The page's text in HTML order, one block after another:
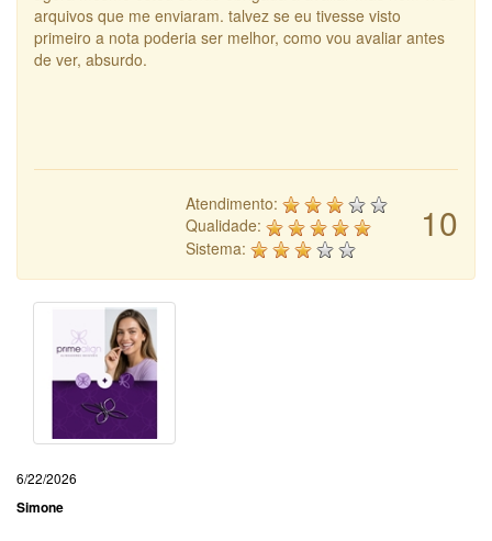
arquivos que me enviaram. talvez se eu tivesse visto
primeiro a nota poderia ser melhor, como vou avaliar antes
de ver, absurdo.
10
Atendimento:
Qualidade:
Sistema:
6/22/2026
Simone